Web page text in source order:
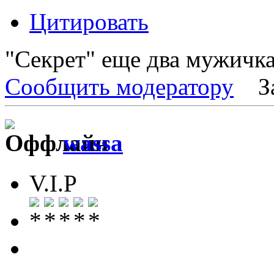
Цитировать
"Секрет" еще два
Сообщить модератору
wassa
V.I.P